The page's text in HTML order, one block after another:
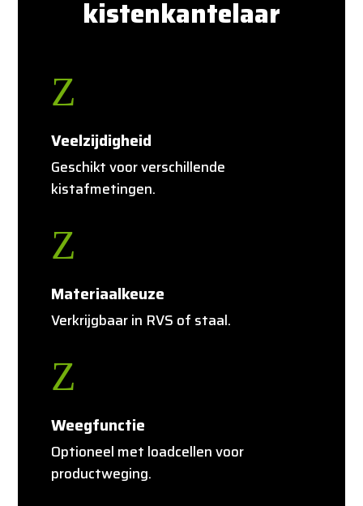
kistenkantelaar
Z
Veelzijdigheid
Geschikt voor verschillende
kistafmetingen.
Z
Materiaalkeuze
Verkrijgbaar in RVS of staal.
Z
Weegfunctie
Optioneel met loadcellen voor
productweging.